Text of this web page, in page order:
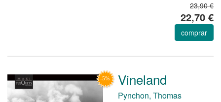
23,90 €
22,70 €
comprar
Vineland
Pynchon, Thomas